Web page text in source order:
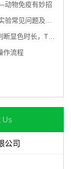
动物免疫有妙招
问题及解决方案
色时长，TMB显色
作流程
Us
公司